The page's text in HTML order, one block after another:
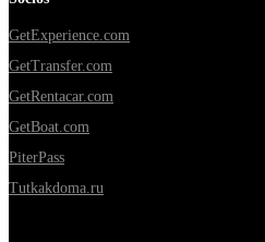
GetExperience.com
GetTransfer.com
GetRentacar.com
GetBoat.com
PiterPass
Tutkakdoma.ru